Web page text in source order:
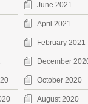
June 2021
April 2021
February 2021
December
October 2020
August 2020